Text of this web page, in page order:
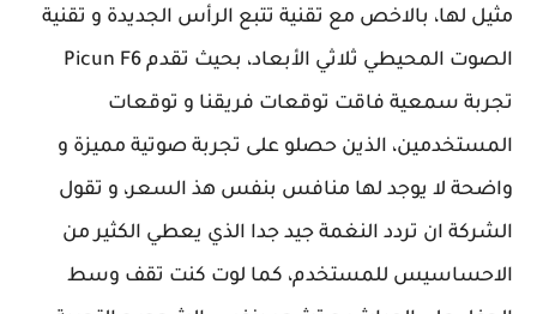
مثيل لها، بالاخص مع تقنية تتبع الرأس الجديدة و تقنية
الصوت المحيطي ثلاثي الأبعاد، بحيث تقدم Picun F6
تجربة سمعية فاقت توقعات فريقنا و توقعات
المستخدمين، الذين حصلو على تجربة صوتية مميزة و
واضحة لا يوجد لها منافس بنفس هذ السعر، و تقول
الشركة ان تردد النغمة جيد جدا الذي يعطي الكثير من
الاحساسيس للمستخدم، كما لوت كنت تقف وسط